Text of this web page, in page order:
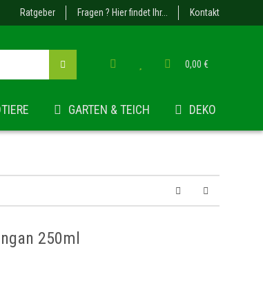
Ratgeber Fragen ? Hier findet Ihr... Kontakt
0,00 €
GARTEN & TEICH DEKO
250ml